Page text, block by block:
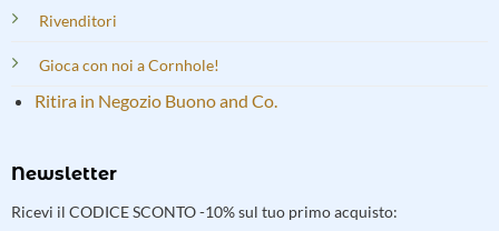
Rivenditori
Gioca con noi a Cornhole!
Ritira in Negozio Buono and Co.
Newsletter
Ricevi il CODICE SCONTO -10% sul tuo primo acquisto: